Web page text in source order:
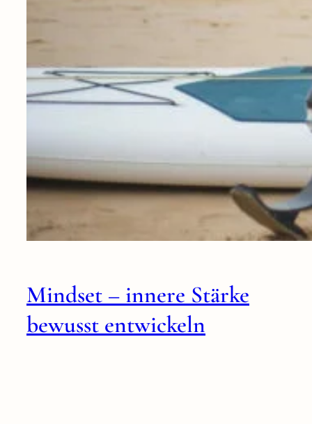
Mindset – innere Stärke
bewusst entwickeln